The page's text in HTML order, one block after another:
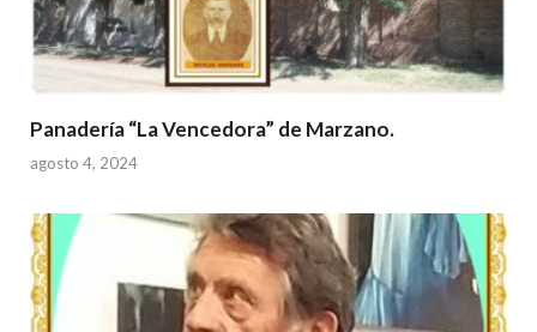
Panadería “La Vencedora” de Marzano.
agosto 4, 2024